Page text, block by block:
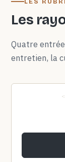
Les
Quatre
entretien, la